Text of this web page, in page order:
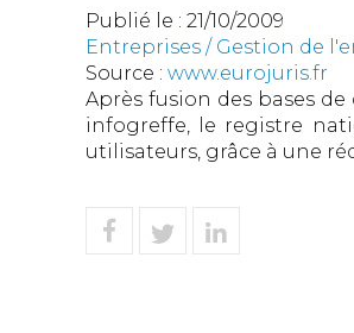
Publié le : 21/10/2009
Entreprises / Gestion de
Source : www.eurojuris.fr
Après fusion des bases
infogreffe, le registre
utilisateurs, grâce à une